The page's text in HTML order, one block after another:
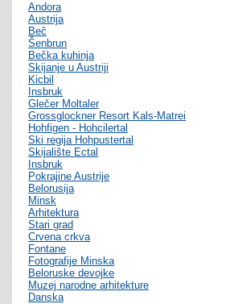
Andora
Austrija
Beč
Šenbrun
Bečka kuhinja
Skijanje u Austriji
Kicbil
Insbruk
Glečer Moltaler
Grossglockner Resort Kals-Matrei
Hohfigen - Hohcilertal
Ski regija Hohpustertal
Skijalište Ectal
Insbruk
Pokrajine Austrije
Belorusija
Minsk
Arhitektura
Stari grad
Crvena crkva
Fontane
Fotografije Minska
Beloruske devojke
Muzej narodne arhitekture
Danska